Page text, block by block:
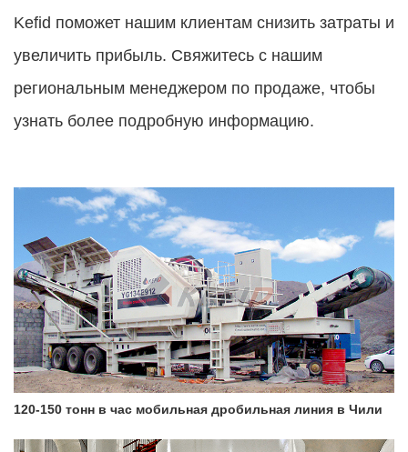
Kefid поможет нашим клиентам снизить затраты и
увеличить прибыль. Свяжитесь с нашим
региональным менеджером по продаже, чтобы
узнать более подробную информацию.
120-150 тонн в час мобильная дробильная линия в Чили